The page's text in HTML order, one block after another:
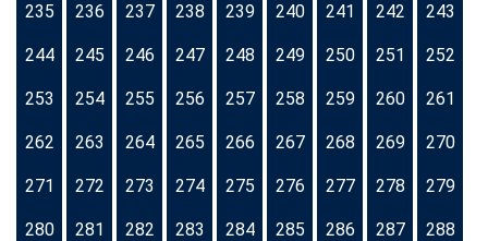
235 236 237 238 239 240 241 242 243
244 245 246 247 248 249 250 251 252
253 254 255 256 257 258 259 260 261
262 263 264 265 266 267 268 269 270
271 272 273 274 275 276 277 278 279
280 281 282 283 284 285 286 287 288